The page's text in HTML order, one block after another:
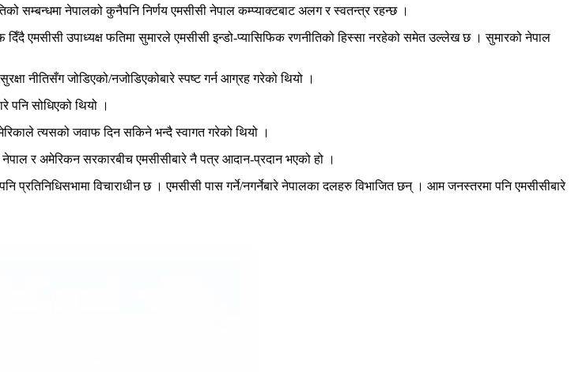
सम्बन्धमा नेपालको कुनैपनि निर्णय एमसीसी नेपाल कम्प्याक्टबाट अलग र स्वतन्त्र रहन्छ ।
एमसीसी उपाध्यक्ष फतिमा सुमारले एमसीसी इन्डो-प्यासिफिक रणनीतिको हिस्सा नरहेको समेत उल्लेख छ । सुमारको नेपाल
नीतिसँग जोडिएको/नजोडिएकोबारे स्पष्ट गर्न आग्रह गरेको थियो ।
पनि सोधिएको थियो ।
त्यसको जवाफ दिन सकिने भन्दै स्वागत गरेको थियो ।
र अमेरिकन सरकारबीच एमसीसीबारे नै पत्र आदान-प्रदान भएको हो ।
विचाराधीन छ । एमसीसी पास गर्ने/नगर्नेबारे नेपालका दलहरु विभाजित छन् । आम जनस्तरमा पनि एमसीसीबारे